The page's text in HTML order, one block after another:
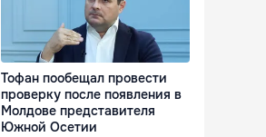
Тофан пообещал провести
проверку после появления в
Молдове представителя
Южной Осетии